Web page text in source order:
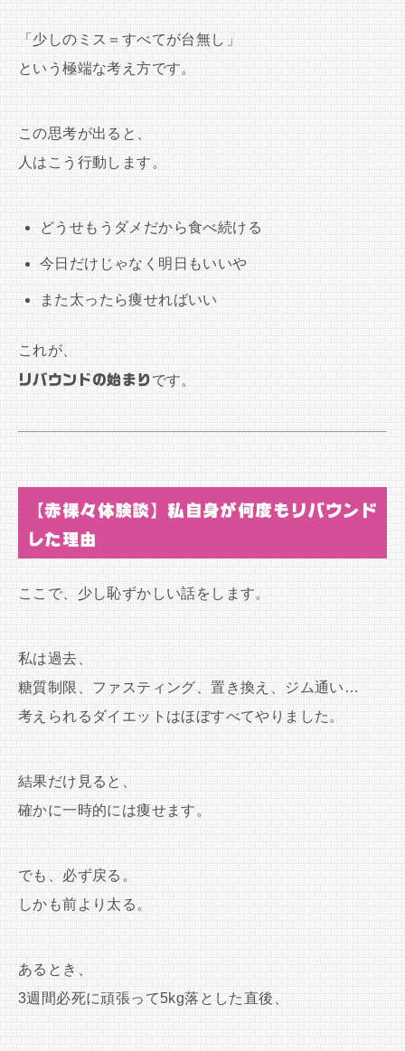
「少しのミス＝すべてが台無し」
という極端な考え方です。
この思考が出ると、
人はこう行動します。
どうせもうダメだから食べ続ける
今日だけじゃなく明日もいいや
また太ったら痩せればいい
これが、
リバウンドの始まりです。
【赤裸々体験談】私自身が何度もリバウンド
した理由
ここで、少し恥ずかしい話をします。
私は過去、
糖質制限、ファスティング、置き換え、ジム通い…
考えられるダイエットはほぼすべてやりました。
結果だけ見ると、
確かに一時的には痩せます。
でも、必ず戻る。
しかも前より太る。
あるとき、
3週間必死に頑張って5kg落とした直後、